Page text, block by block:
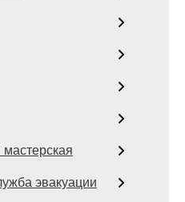
эвакуации